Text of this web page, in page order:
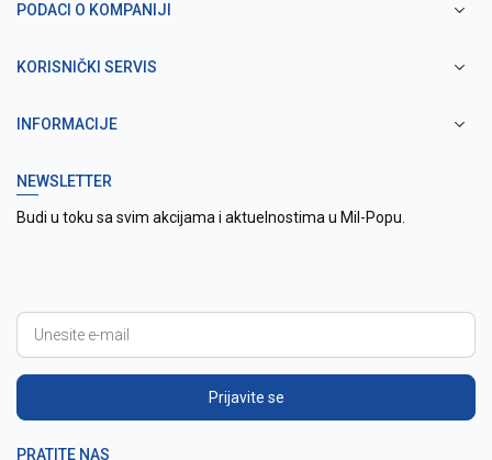
PODACI O KOMPANIJI
KORISNIČKI SERVIS
INFORMACIJE
NEWSLETTER
Budi u toku sa svim akcijama i aktuelnostima u Mil-Popu.
Prijavite se
PRATITE NAS